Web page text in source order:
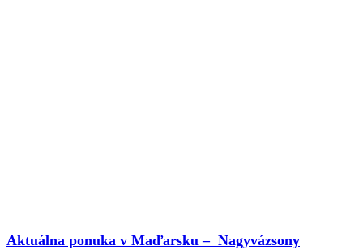
Aktuálna ponuka v Maďarsku – Nagyvázsony